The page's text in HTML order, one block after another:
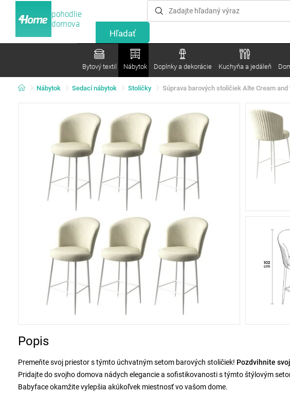
pohodlie
domova
Bytový textil Nábytok Doplnky a dekorácie Kuchyňa a jedáleň
Nábytok Sedací nábytok Stoličky Súprava barových stoličiek Alte Cream and
Popis
Premeňte svoj priestor s týmto úchvatným setom barových stoličiek! Pozdvihnite
Pridajte do svojho domova nádych elegancie a sofistikovanosti s týmto štýlovým
Babyface okamžite vylepšia akúkoľvek miestnosť vo vašom dome.